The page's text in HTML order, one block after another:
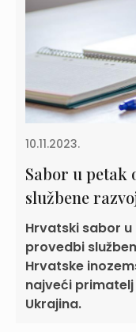
10.11.2023.
Sabor u petak
službene
Hrvatski sabor
provedbi
Hrvatske
najveći
Ukrajina.